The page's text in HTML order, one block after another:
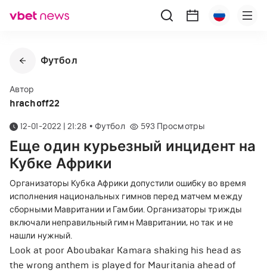
Футбол
Автор
hrachoff22
12-01-2022 | 21:28 • Футбол 593 Просмотры
Еще один курьезный инцидент на
Кубке Африки
Организаторы Кубка Африки допустили ошибку во время
исполнения национальных гимнов перед матчем между
сборными Мавритании и Гамбии. Организаторы трижды
включали неправильный гимн Мавритании, но так и не
нашли нужный.
Look at poor Aboubakar Kamara shaking his head as
the wrong anthem is played for Mauritania ahead of